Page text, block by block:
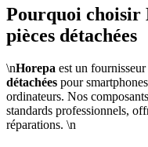
Pourquoi choisir
pièces détachées
\nHorepa est un
détachées pour
ordinateurs. Nos
standards professionnels,
réparations. \n